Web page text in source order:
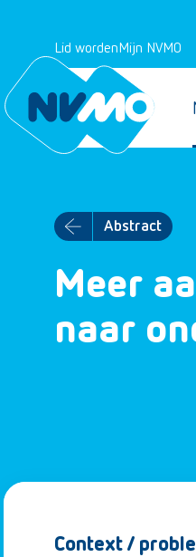
Lid wordenMijn NVMO
Abstract
Meer
naar
Context /